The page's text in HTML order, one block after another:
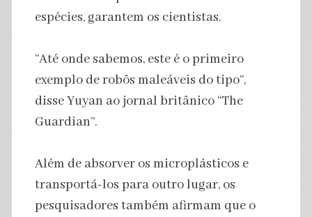
espécies, garantem os cientistas.
“Até onde sabemos, este é o primeiro
exemplo de robôs maleáveis do tipo”,
disse Yuyan ao jornal britânico “The
Guardian”.
Além de absorver os microplásticos e
transportá-los para outro lugar, os
pesquisadores também afirmam que o